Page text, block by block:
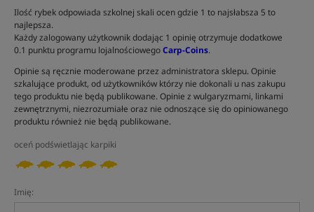
Ilość rybek odpowiada szkolnej skali ocen gdzie 1 to najsłabsza 5 to
najlepsza.
Każdy zalogowany użytkownik dodając 1 opinię otrzymuje dodatkowe
0.1 punktu programu lojalnościowegoCarp-Coins.
Opinie są ręcznie moderowane przez administratora sklepu. Opinie
szkalujące produkt, od użytkowników którzy nie dokonali u nas zakupu
tego produktu nie będą publikowane. Opinie z wulgaryzmami, linkami
zewnętrznymi, niezrozumiałe oraz nie odnoszące się do opiniowanego
produktu również nie będą publikowane.
oceń podświetlając karpiki
Imię: